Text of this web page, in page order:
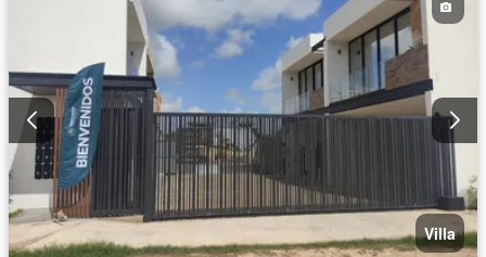
Zonas verdes Completamente amueblado
Villa